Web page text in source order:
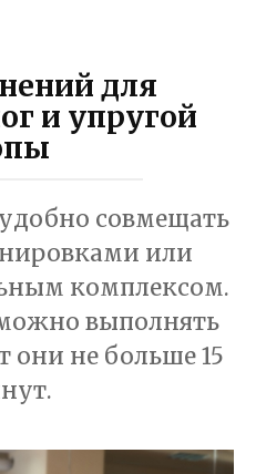
для
и упругой
совмещать
или
комплексом.
выполнять
они не больше 15